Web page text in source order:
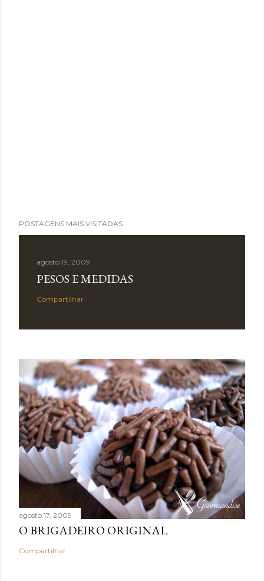
POSTAGENS MAIS VISITADAS
agosto 19, 2009
PESOS E MEDIDAS
Compartilhar
agosto 17, 2009
O BRIGADEIRO ORIGINAL
Compartilhar